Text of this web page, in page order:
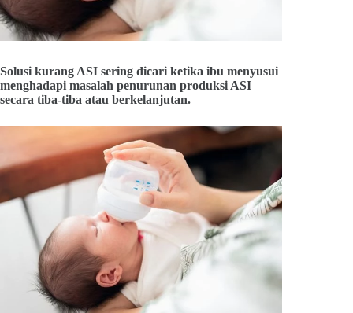
Solusi kurang ASI sering dicari ketika ibu menyusui
menghadapi masalah penurunan produksi ASI
secara tiba-tiba atau berkelanjutan.